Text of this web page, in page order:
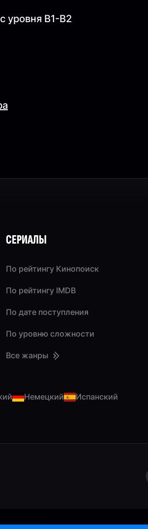
уровня B1-B2
Немецкий Испанский
СЕРИАЛЫ
По рейтингу Кинопоиск
По рейтингу IMDB
По дате поступления
По уровню сложности
Все жанры